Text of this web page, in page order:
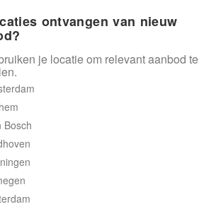
Huurflits
Huurflits
je bericht
ontvangen van nieuw
je locatie om relevant aanbod te
Bosch